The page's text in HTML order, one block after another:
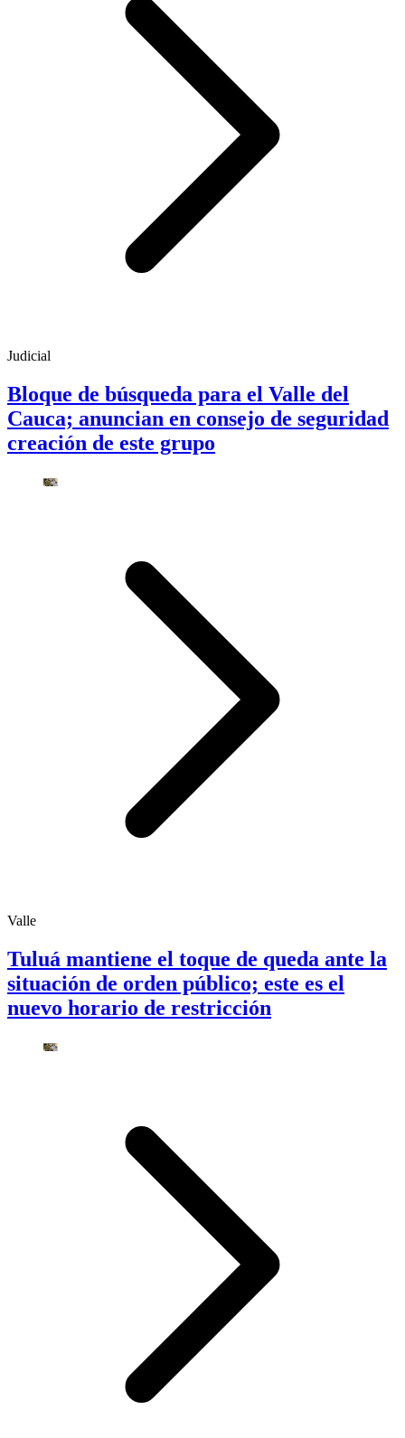
Judicial
Bloque de búsqueda para el Valle del
Cauca; anuncian en consejo de seguridad
creación de este grupo
Valle
Tuluá mantiene el toque de queda ante la
situación de orden público; este es el
nuevo horario de restricción